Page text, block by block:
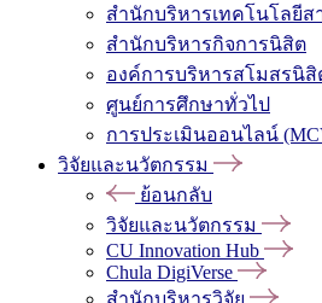
สำนักบริหารเทคโนโลยีส
สำนักบริหารกิจการนิสิต
องค์การบริหารสโมสรนิสิ
ศูนย์การศึกษาทั่วไป
การประเมินออนไลน์
วิจัยและนวัตกรรม
ย้อนกลับ
วิจัยและนวัตกรรม
CU Innovation Hub
Chula DigiVerse
สำนักบริหารวิจัย